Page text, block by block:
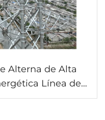
Alterna de Alta
Línea de